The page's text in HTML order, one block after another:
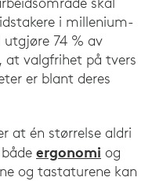
i millenium-
utgjøre 74 % av
at valgfrihet på tvers
er blant deres
at én størrelse aldri
ergonomi og
og tastaturene kan